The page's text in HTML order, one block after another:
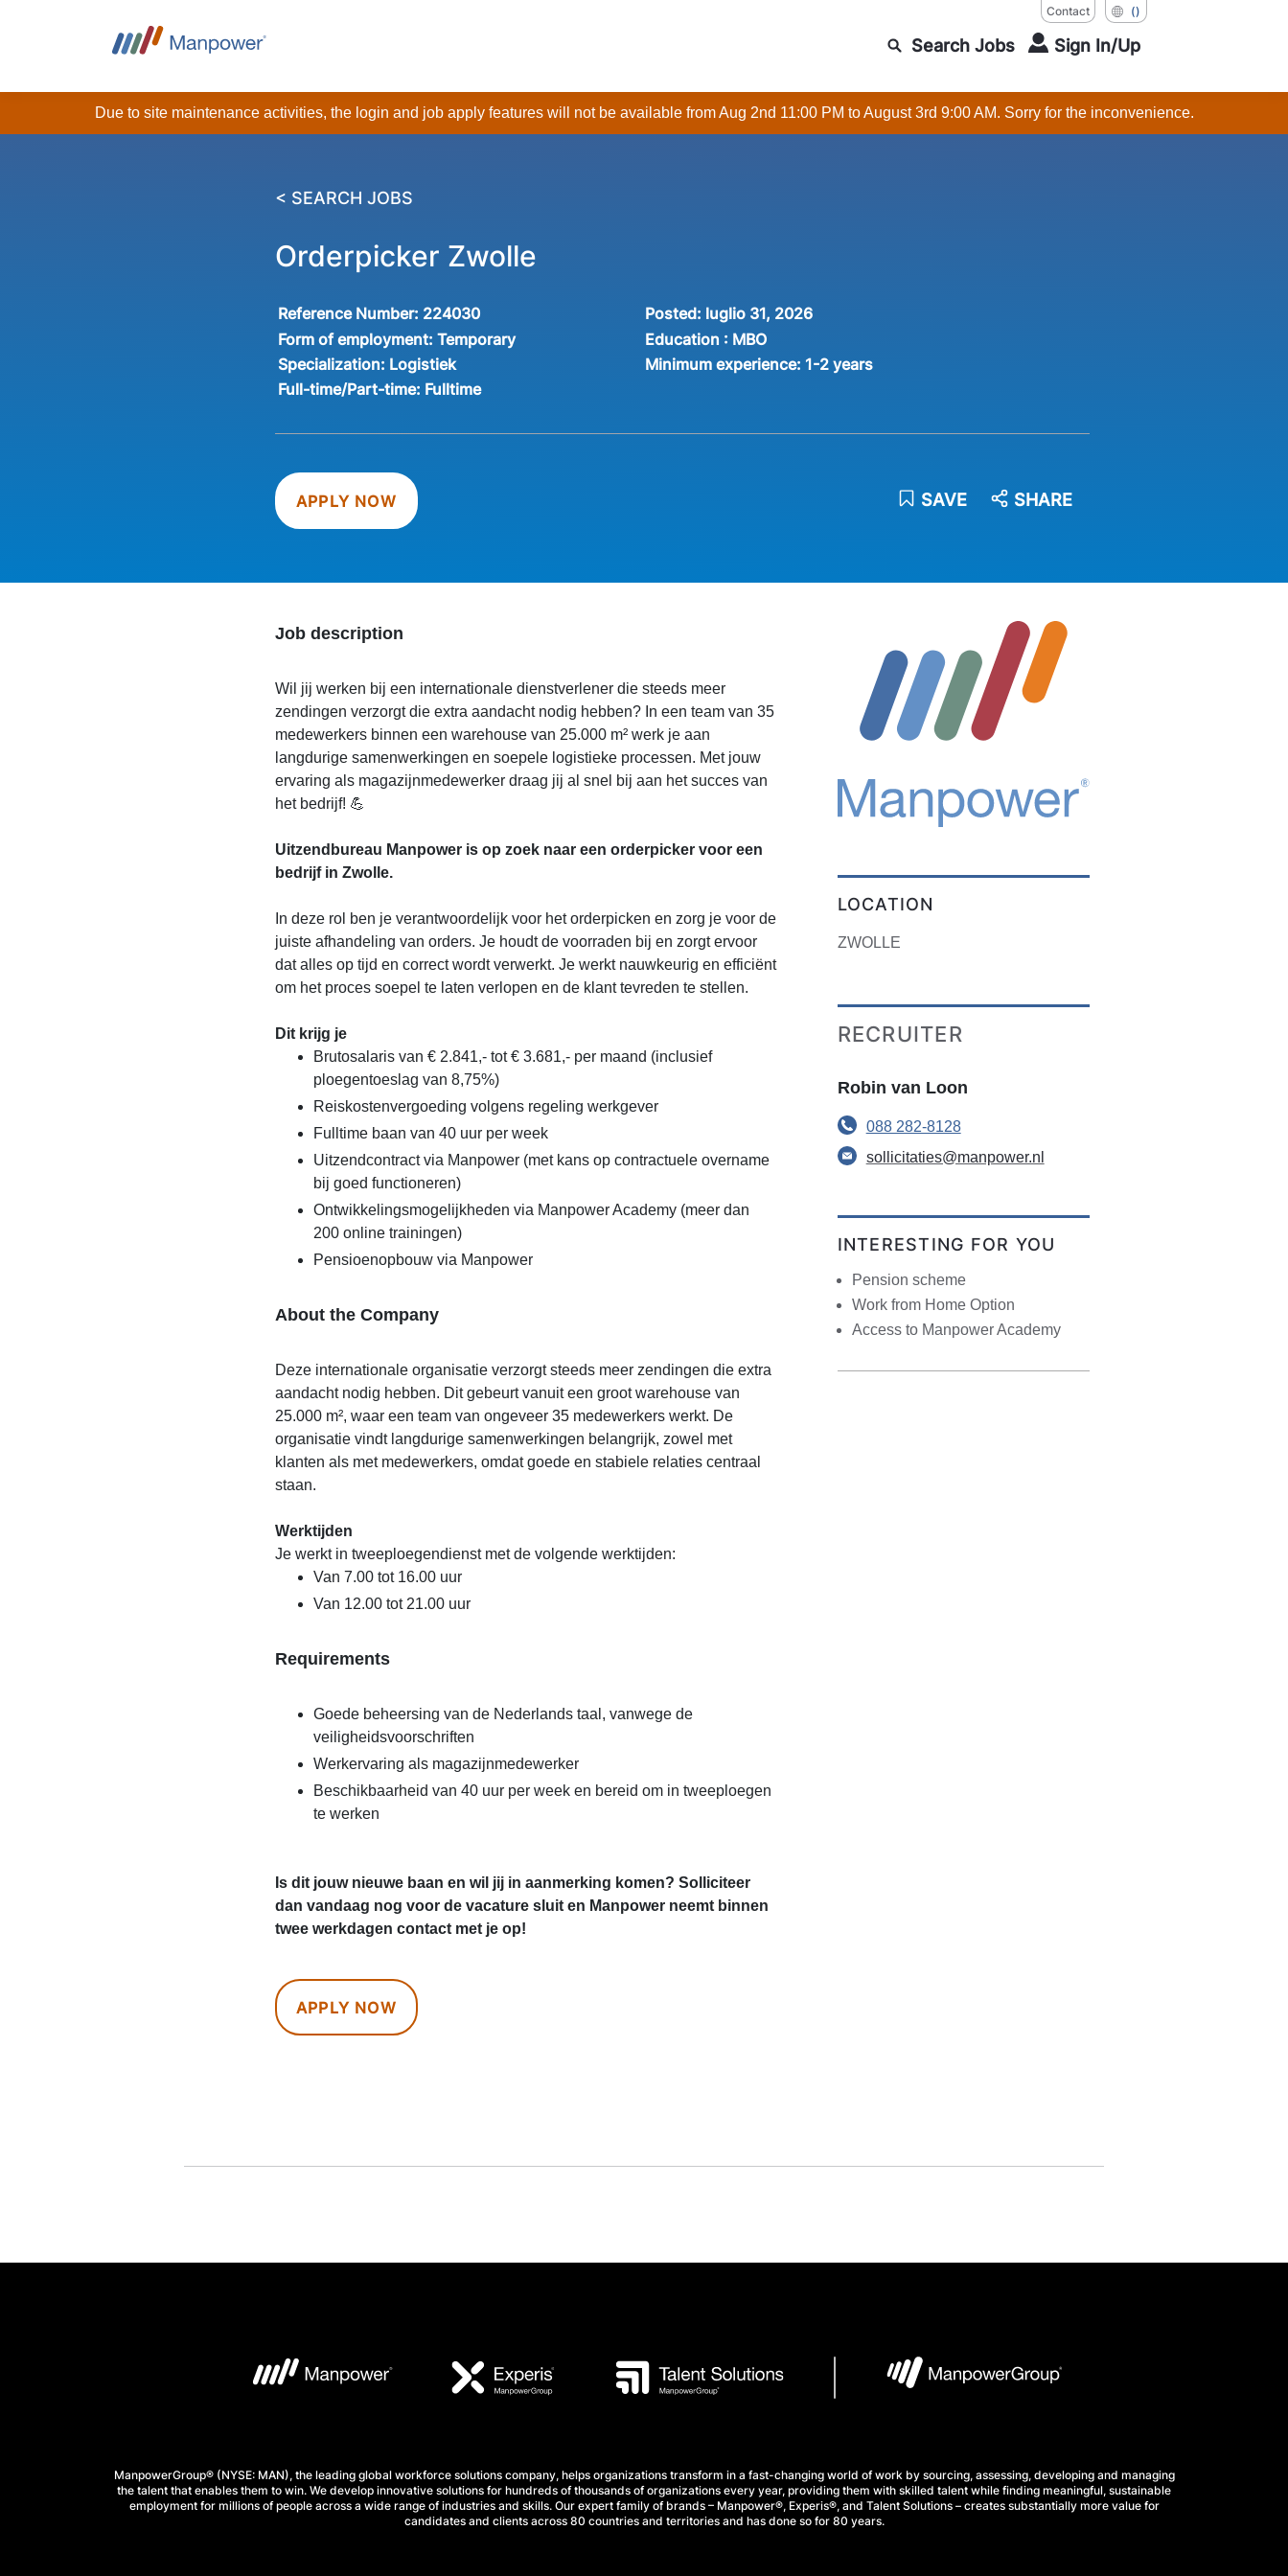
Contact ()
Search Jobs Sign In/Up
Due to site maintenance activities, the login and job apply features will not be available from Aug 2nd 11:00 PM to August 3rd 9:00 AM. Sorry for the inconvenience.
< SEARCH JOBS
Orderpicker Zwolle
Reference Number: 224030 Posted: luglio 31, 2026
Form of employment:Temporary Education : MBO
Specialization: Logistiek Minimum experience: 1-2 years
Full-time/Part-time: Fulltime
APPLY NOW SAVE SHARE
Job description
Wil jij werken bij een internationale dienstverlener die steeds meer
zendingen verzorgt die extra aandacht nodig hebben? In een team van 35
medewerkers binnen een warehouse van 25.000 m² werk je aan
langdurige samenwerkingen en soepele logistieke processen. Met jouw
ervaring als magazijnmedewerker draag jij al snel bij aan het succes van
het bedrijf! 💪
Uitzendbureau Manpower is op zoek naar een orderpicker voor een
bedrijf in Zwolle.
In deze rol ben je verantwoordelijk voor het orderpicken en zorg je voor de
juiste afhandeling van orders. Je houdt de voorraden bij en zorgt ervoor
dat alles op tijd en correct wordt verwerkt. Je werkt nauwkeurig en efficiënt
om het proces soepel te laten verlopen en de klant tevreden te stellen.
Dit krijg je
Brutosalaris van € 2.841,- tot € 3.681,- per maand (inclusief
ploegentoeslag van 8,75%)
Reiskostenvergoeding volgens regeling werkgever
Fulltime baan van 40 uur per week
Uitzendcontract via Manpower (met kans op contractuele overname
bij goed functioneren)
Ontwikkelingsmogelijkheden via Manpower Academy (meer dan
200 online trainingen)
Pensioenopbouw via Manpower
About the Company
Deze internationale organisatie verzorgt steeds meer zendingen die extra
aandacht nodig hebben. Dit gebeurt vanuit een groot warehouse van
25.000 m², waar een team van ongeveer 35 medewerkers werkt. De
organisatie vindt langdurige samenwerkingen belangrijk, zowel met
klanten als met medewerkers, omdat goede en stabiele relaties centraal
staan.
Werktijden
Je werkt in tweeploegendienst met de volgende werktijden:
Van 7.00 tot 16.00 uur
Van 12.00 tot 21.00 uur
Requirements
Goede beheersing van de Nederlands taal, vanwege de
veiligheidsvoorschriften
Werkervaring als magazijnmedewerker
Beschikbaarheid van 40 uur per week en bereid om in tweeploegen
te werken
Is dit jouw nieuwe baan en wil jij in aanmerking komen? Solliciteer
dan vandaag nog voor de vacature sluit en Manpower neemt binnen
twee werkdagen contact met je op!
APPLY NOW
LOCATION
ZWOLLE
RECRUITER
Robin van Loon
088 282-8128
sollicitaties@manpower.nl
INTERESTING FOR YOU
Pension scheme
Work from Home Option
Access to Manpower Academy
ManpowerGroup® (NYSE: MAN), the leading global workforce solutions company, helps organizations transform in a fast-changing world of work by sourcing, assessing, developing and managing
the talent that enables them to win. We develop innovative solutions for hundreds of thousands of organizations every year, providing them with skilled talent while finding meaningful, sustainable
employment for millions of people across a wide range of industries and skills. Our expert family of brands – Manpower®, Experis®, and Talent Solutions – creates substantially more value for
candidates and clients across 80 countries and territories and has done so for 80 years.